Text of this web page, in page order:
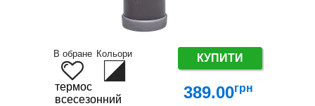
В обране Кольори КУПИТИ
термос
всесезонний
389.00грн